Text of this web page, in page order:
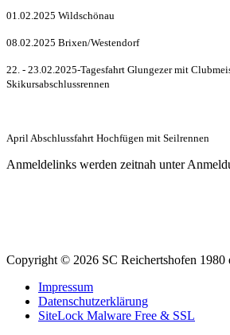
01.02.2025 Wildschönau
08.02.2025 Brixen/Westendorf
22. - 23.02.2025-Tagesfahrt Glungezer mit
Skikursabschlussrennen
April Abschlussfahrt Hochfügen mit Seilrennen
Anmeldelinks werden zeitnah unter
Copyright © 2026 SC Reichertshofen 1980
Impressum
Datenschutzerklärung
SiteLock Malware Free & SSL